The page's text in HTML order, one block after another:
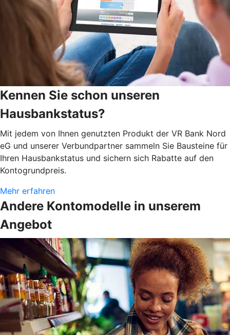
Kennen Sie schon unseren
Hausbankstatus?
Mit jedem von Ihnen genutzten Produkt der VR Bank Nord
eG und unserer Verbundpartner sammeln Sie Bausteine für
Ihren Hausbankstatus und sichern sich Rabatte auf den
Kontogrundpreis.
Mehr erfahren
Andere Kontomodelle in unserem
Angebot